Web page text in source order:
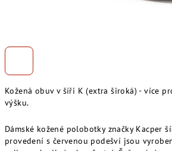
Kožená obuv v šíři K (extra široká) - více
výšku.
Dámské kožené polobotky značky Kacper
provedení s červenou podešví jsou